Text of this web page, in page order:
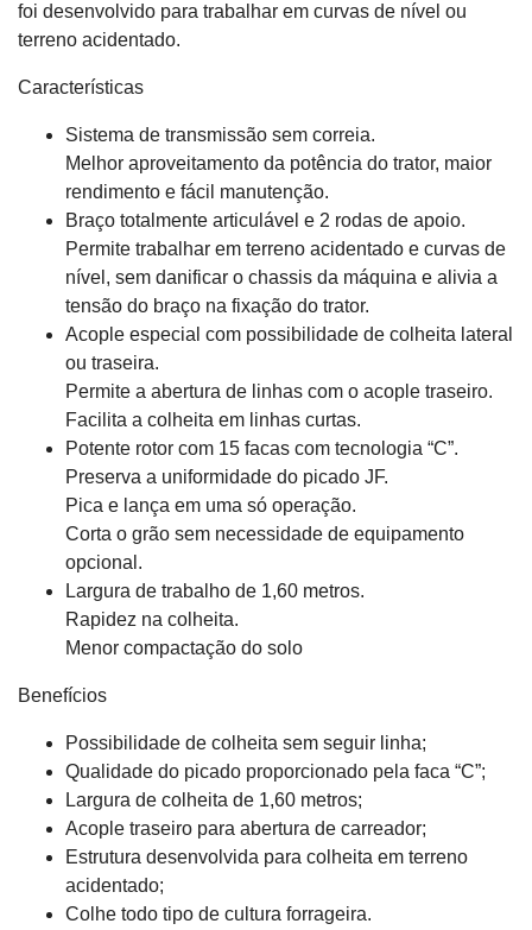
foi desenvolvido para trabalhar em curvas de nível ou
terreno acidentado.
Características
Sistema de transmissão sem correia.
Melhor aproveitamento da potência do trator, maior
rendimento e fácil manutenção.
Braço totalmente articulável e 2 rodas de apoio.
Permite trabalhar em terreno acidentado e curvas de
nível, sem danificar o chassis da máquina e alivia a
tensão do braço na fixação do trator.
Acople especial com possibilidade de colheita lateral
ou traseira.
Permite a abertura de linhas com o acople traseiro.
Facilita a colheita em linhas curtas.
Potente rotor com 15 facas com tecnologia “C”.
Preserva a uniformidade do picado JF.
Pica e lança em uma só operação.
Corta o grão sem necessidade de equipamento
opcional.
Largura de trabalho de 1,60 metros.
Rapidez na colheita.
Menor compactação do solo
Benefícios
Possibilidade de colheita sem seguir linha;
Qualidade do picado proporcionado pela faca “C”;
Largura de colheita de 1,60 metros;
Acople traseiro para abertura de carreador;
Estrutura desenvolvida para colheita em terreno
acidentado;
Colhe todo tipo de cultura forrageira.